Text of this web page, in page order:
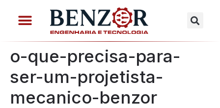
o-que-precisa-para-
ser-um-projetista-
mecanico-benzor